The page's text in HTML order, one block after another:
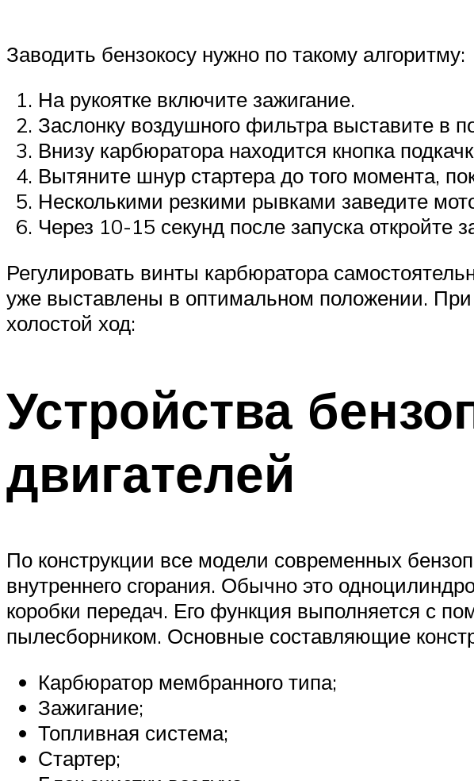
Заводить бензокосу нужно по такому алгоритму:
На рукоятке включите зажигание.
Заслонку воздушного фильтра выставите в
Внизу карбюратора находится кнопка
Вытяните шнур стартера до того момента,
Несколькими резкими рывками заведите
Через 10-15 секунд после запуска откройте
Регулировать винты карбюратора
уже выставлены в оптимальном положении.
холостой ход:
Устройства
двигателей
По конструкции все модели современных
внутреннего сгорания. Обычно это
коробки передач. Его функция выполняется с
пылесборником. Основные составляющие
Карбюратор мембранного типа;
Зажигание;
Топливная система;
Стартер;